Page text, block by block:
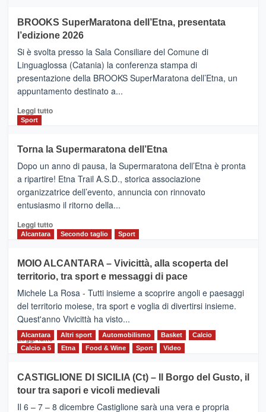
con
la
Al
via
i
collegamenti
BROOKS SuperMaratona dell’Etna, presentata
l’edizione 2026
Si è svolta presso la Sala Consiliare del Comune di
Linguaglossa (Catania) la conferenza stampa di
presentazione della BROOKS SuperMaratona dell’Etna, un
appuntamento destinato a...
Leggi tuttoLeggi
BROOKS
SuperMaratona
dell’Etna,
presentata
l’edizione
2026
Sport
Torna la Supermaratona dell’Etna
Dopo un anno di pausa, la Supermaratona dell’Etna è pronta
a ripartire! Etna Trail A.S.D., storica associazione
organizzatrice dell’evento, annuncia con rinnovato
entusiasmo il ritorno della...
Leggi tuttoLeggi
Torna
la
Supermaratona
dell’Etna
Alcantara Secondo taglio Sport
MOIO ALCANTARA – Vivicittà, alla scoperta del
territorio, tra sport e messaggi di pace
Michele La Rosa - Tutti insieme a scoprire angoli e paesaggi
del territorio moiese, tra sport e voglia di divertirsi insieme.
Quest'anno Vivicittà ha visto...
Leggi tutto Leggi
MOIO
ALCANTARA
–
Alcantara Altri sport Automobilismo Basket
Calcio
Calcio a 5
Etna Food & Wine Sport Video
CASTIGLIONE DI SICILIA (Ct) – Il Borgo del Gusto, il
tour tra sapori e vicoli medievali
Il 6 – 7 – 8 dicembre Castiglione sarà una vera e propria